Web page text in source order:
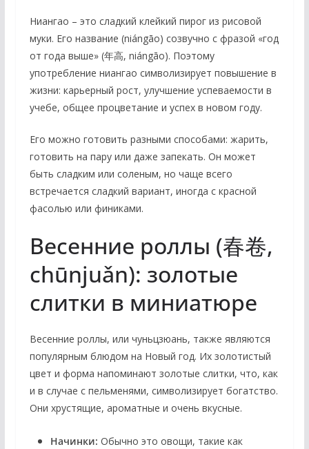
Ниангао – это сладкий клейкий пирог из рисовой
муки. Его название (niángāo) созвучно с фразой «год
от года выше» (年高, niángāo). Поэтому
употребление ниангао символизирует повышение в
жизни: карьерный рост, улучшение успеваемости в
учебе, общее процветание и успех в новом году.
Его можно готовить разными способами: жарить,
готовить на пару или даже запекать. Он может
быть сладким или соленым, но чаще всего
встречается сладкий вариант, иногда с красной
фасолью или финиками.
Весенние роллы (春卷,
chūnjuǎn): золотые
слитки в миниатюре
Весенние роллы, или чуньцзюань, также являются
популярным блюдом на Новый год. Их золотистый
цвет и форма напоминают золотые слитки, что, как
и в случае с пельменями, символизирует богатство.
Они хрустящие, ароматные и очень вкусные.
Начинки: Обычно это овощи, такие как